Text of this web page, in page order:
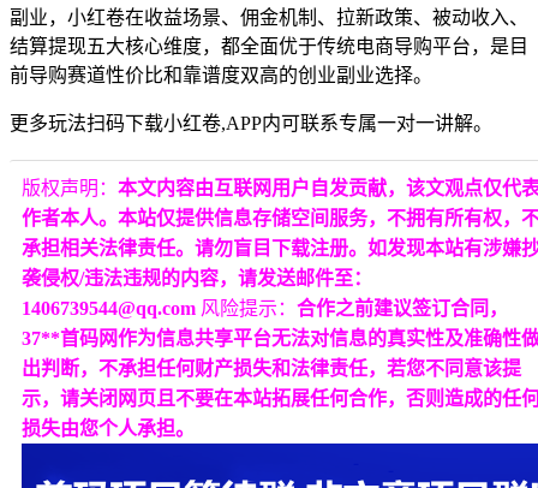
副业，小红卷在收益场景、佣金机制、拉新政策、被动收入、
结算提现五大核心维度，都全面优于传统电商导购平台，是目
前导购赛道性价比和靠谱度双高的创业副业选择。
更多玩法扫码下载小红卷,APP内可联系专属一对一讲解。
版权声明： 本文内容由互联网用户自发贡献，该文观点仅代
作者本人。本站仅提供信息存储空间服务，不拥有所有权，
承担相关法律责任。请勿盲目下载注册。如发现本站有涉嫌
袭侵权/违法违规的内容，请发送邮件至：
1406739544@qq.com 风险提示： 合作之前建议签订合同，
37**首码网作为信息共享平台无法对信息的真实性及准确性
出判断，不承担任何财产损失和法律责任，若您不同意该提
示，请关闭网页且不要在本站拓展任何合作，否则造成的任
损失由您个人承担。